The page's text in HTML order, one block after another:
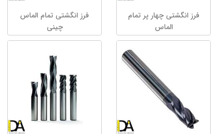
فرز انگشتی چهار پر تمام
الماس
فرز انگشتی تمام الماس
چینی